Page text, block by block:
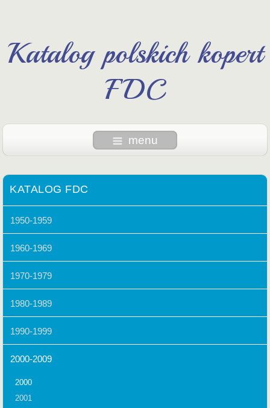
Katalog polskich kopert
FDC
menu
KATALOG FDC
1950-1959
1960-1969
1970-1979
1980-1989
1990-1999
2000-2009
2000
2001